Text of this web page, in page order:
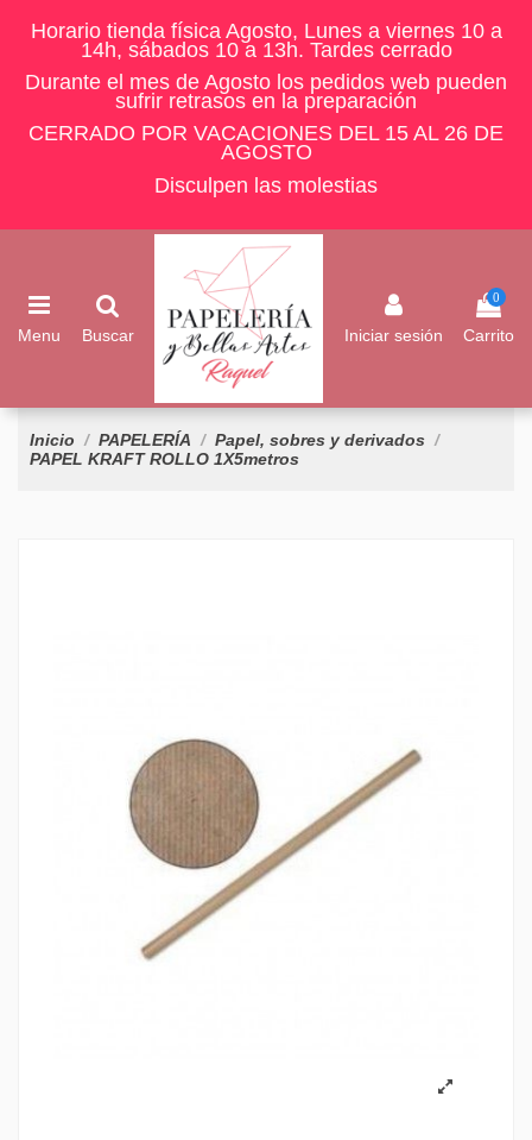
Horario tienda física Agosto, Lunes a viernes 10 a
14h, sábados 10 a 13h. Tardes cerrado
Durante el mes de Agosto los pedidos web pueden
sufrir retrasos en la preparación
CERRADO POR VACACIONES DEL 15 AL 26 DE
AGOSTO
Disculpen las molestias
Menu Buscar Iniciar sesión
0
Carrito
Inicio PAPELERÍA
Papel, sobres y derivados
PAPEL KRAFT ROLLO 1X5metros